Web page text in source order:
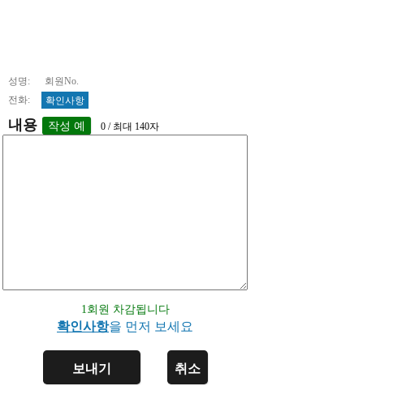
성명: 회원No.
전화:
확인사항
내용 0 / 최대 140자
1회원 차감됩니다
확인사항을 먼저 보세요